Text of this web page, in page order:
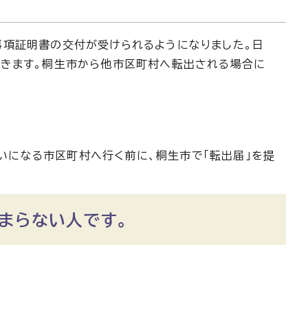
証明書の交付が受けられるようになりました。日
ます。桐生市から他市区町村へ転出される場合に
なる市区町村へ行く前に、桐生市で「転出届」を提
らない人です。